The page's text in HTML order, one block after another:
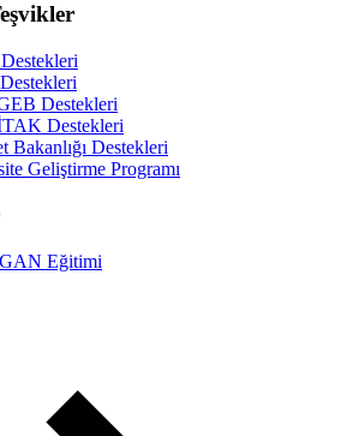
Destekleri
Destekleri
Bakanlığı Destekleri
Geliştirme Programı
Eğitimi